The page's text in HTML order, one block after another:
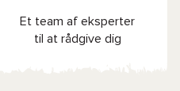
Et team af eksperter
til at rådgive dig